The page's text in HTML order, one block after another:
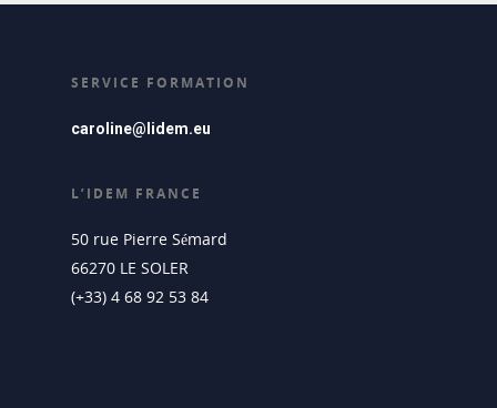
SERVICE FORMATION
caroline@lidem.eu
L’IDEM FRANCE
50 rue Pierre Sémard
66270 LE SOLER
(+33) 4 68 92 53 84